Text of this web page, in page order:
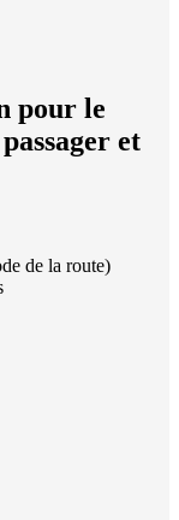
pour le
et
de la route)